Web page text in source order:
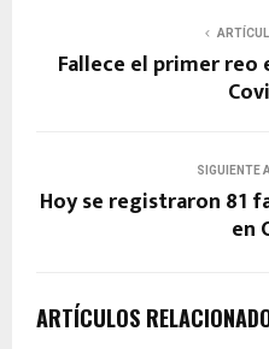
Fallece el primer reo
SIGUIENTE
Hoy se registraron 81
en
ARTÍCULOS